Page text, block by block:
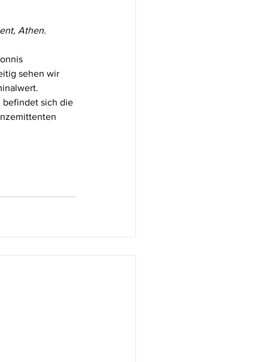
Athen.
sehen wir
befindet sich die